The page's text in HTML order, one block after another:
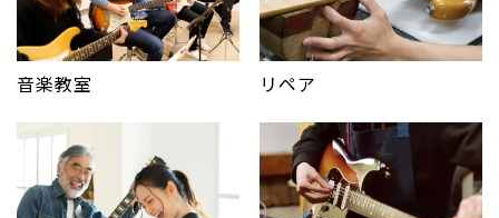
音楽教室 リペア